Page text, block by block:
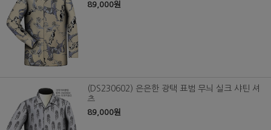
89,000원
(DS230602) 은은한 광택 표범 무늬 실크 샤틴 셔
츠
89,000원